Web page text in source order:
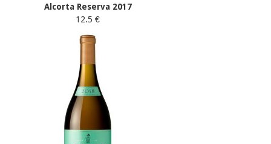
Alcorta Reserva 2017
12.5 €